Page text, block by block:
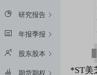
研究报告
年报季报
股东股本
期货期权 *ST美